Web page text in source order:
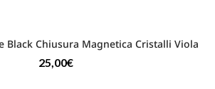
Black Chiusura Magnetica Cristalli Viola
25,00€